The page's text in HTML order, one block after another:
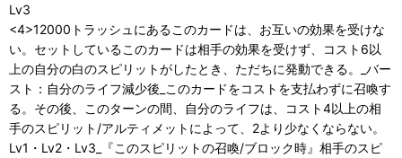
Lv3
<4>12000トラッシュにあるこのカードは、お互いの効果を受けな
い。セットしているこのカードは相手の効果を受けず、コスト6以
上の自分の白のスピリットがしたとき、ただちに発動できる。_バー
スト：自分のライフ減少後_このカードをコストを支払わずに召喚す
る。その後、このターンの間、自分のライフは、コスト4以上の相
手のスピリット/アルティメットによって、2より少なくならない。
Lv1・Lv2・Lv3_『このスピリットの召喚/ブロック時』相手のスピ